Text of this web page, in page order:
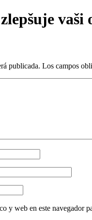
vaši
publicada. Los campos
y web en este navegador